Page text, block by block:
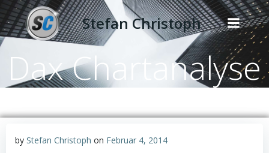
Zum
Inhalt
springen
Stefan Christoph
Dax Chartanalyse
by Stefan Christoph on Februar 4, 2014